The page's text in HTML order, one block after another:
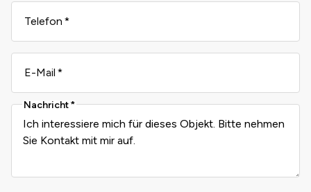
Telefon
E-Mail
Nachricht